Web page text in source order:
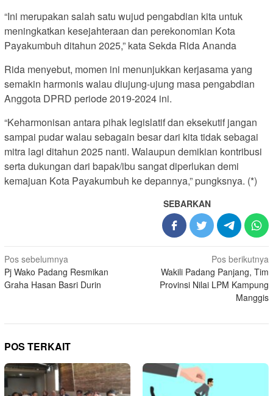
“Ini merupakan salah satu wujud pengabdian kita untuk
meningkatkan kesejahteraan dan perekonomian Kota
Payakumbuh ditahun 2025,” kata Sekda Rida Ananda
Rida menyebut, momen ini menunjukkan kerjasama yang
semakin harmonis walau diujung-ujung masa pengabdian
Anggota DPRD periode 2019-2024 ini.
“Keharmonisan antara pihak legislatif dan eksekutif jangan
sampai pudar walau sebagain besar dari kita tidak sebagai
mitra lagi ditahun 2025 nanti. Walaupun demikian kontribusi
serta dukungan dari bapak/ibu sangat diperlukan demi
kemajuan Kota Payakumbuh ke depannya,” pungksnya. (*)
SEBARKAN
Navigasi
pos
Pos sebelumnya
Pj Wako Padang Resmikan
Graha Hasan Basri Durin
Pos berikutnya
Wakili Padang Panjang, Tim
Provinsi Nilai LPM Kampung
Manggis
POS TERKAIT